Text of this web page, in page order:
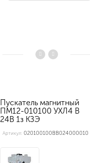
Пускатель магнитный
ПМ12-010100 УХЛ4 В
24В 1з КЗЭ
Артикул: 020100100ВВ024000010